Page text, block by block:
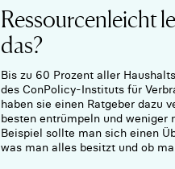
Ressourcenleicht
das?
Bis zu 60 Prozent aller
des ConPolicy-Instituts für
haben sie einen Ratgeber dazu
besten entrümpeln und weniger
Beispiel sollte man sich einen
was man alles besitzt und ob